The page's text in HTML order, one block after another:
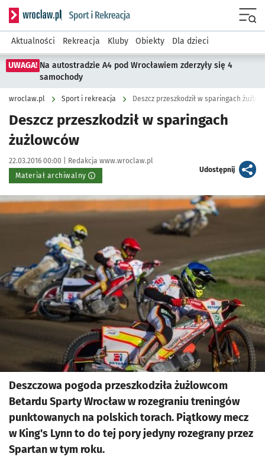
Serwis informacyjny wroclaw.pl podserwis: Sport i rekreacja
Aktualności Rekreacja Kluby Obiekty Dla dzieci
UWAGA! Na autostradzie A4 pod Wrocławiem zderzyły się 4
samochody
wroclaw.pl Sport i rekreacja Deszcz przeszkodził w sparingach
Deszcz przeszkodził w sparingach
żużlowców
Data publikacji:
22.03.2016 00:00 | Autor:
Redakcja www.wroclaw.pl
Materiał archiwalny
Udostępnijartykuł
Kliknij, aby powiększyć
Deszczowa pogoda przeszkodziła żużlowcom
Betardu Sparty Wrocław w rozegraniu treningów
punktowanych na polskich torach. Piątkowy mecz
w King's Lynn to do tej pory jedyny rozegrany przez
Spartan w tym roku.